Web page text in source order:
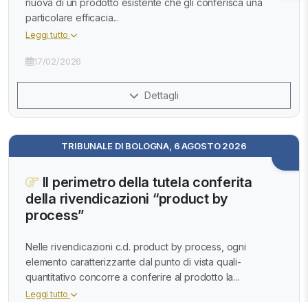
nuova di un prodotto esistente che gli conferisca una
particolare efficacia...
Leggi tutto
17/02/2026
Dettagli
TRIBUNALE DI BOLOGNA, 6 AGOSTO 2026
Il perimetro della tutela conferita
della rivendicazioni “product by
process”
Nelle rivendicazioni c.d. product by process, ogni
elemento caratterizzante dal punto di vista quali-
quantitativo concorre a conferire al prodotto la...
Leggi tutto